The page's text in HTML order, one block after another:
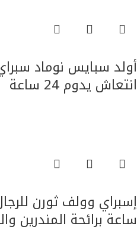
أولد سبايس نوماد
انتعاش يدوم 24 ساعة
ساعة برائحة المندرين